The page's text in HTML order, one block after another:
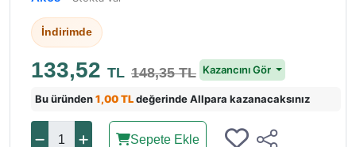
İndirimde
133,52 TL 148,35 TL Kazancını Gör
Bu üründen1,00 TLdeğerinde Allpara kazanacaksınız
Sepete Ekle